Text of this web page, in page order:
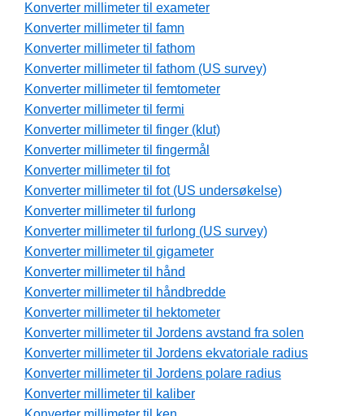
Konverter millimeter til exameter
Konverter millimeter til famn
Konverter millimeter til fathom
Konverter millimeter til fathom (US survey)
Konverter millimeter til femtometer
Konverter millimeter til fermi
Konverter millimeter til finger (klut)
Konverter millimeter til fingermål
Konverter millimeter til fot
Konverter millimeter til fot (US undersøkelse)
Konverter millimeter til furlong
Konverter millimeter til furlong (US survey)
Konverter millimeter til gigameter
Konverter millimeter til hånd
Konverter millimeter til håndbredde
Konverter millimeter til hektometer
Konverter millimeter til Jordens avstand fra solen
Konverter millimeter til Jordens ekvatoriale radius
Konverter millimeter til Jordens polare radius
Konverter millimeter til kaliber